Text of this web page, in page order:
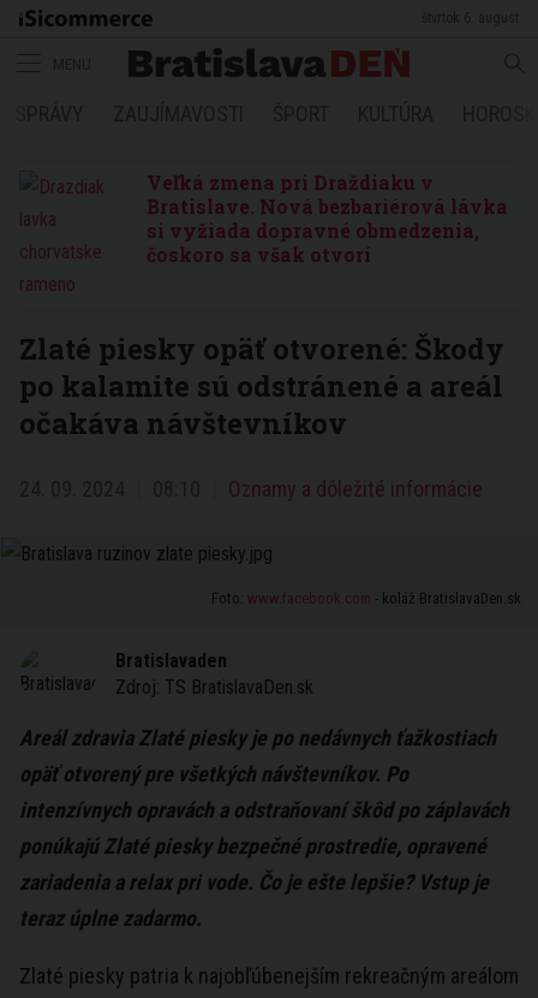
Veľká zmena pri Draždiaku v
Bratislave. Nová bezbariérová lávka
si vyžiada dopravné obmedzenia,
čoskoro sa však otvorí
Zlaté piesky opäť otvorené: Škody
po kalamite sú odstránené a areál
očakáva návštevníkov
Oznamy a dôležité informácie
Foto: www.facebook.com - koláž BratislavaDen.sk
Bratislavaden
Zdroj: TS BratislavaDen.sk
Areál zdravia Zlaté piesky je po nedávnych ťažkostiach
opäť otvorený pre všetkých návštevníkov. Po
intenzívnych opravách a odstraňovaní škôd po záplavách
ponúkajú Zlaté piesky bezpečné prostredie, opravené
zariadenia a relax pri vode. Čo je ešte lepšie? Vstup je
teraz úplne zadarmo.
Zlaté piesky patria k najobľúbenejším rekreačným areálom